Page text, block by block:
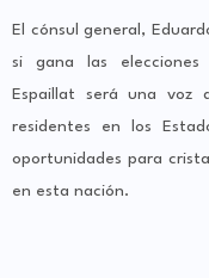
El cónsul general,
si gana las elecciones
Espaillat será una voz
residentes en los
oportunidades para
en esta nación.